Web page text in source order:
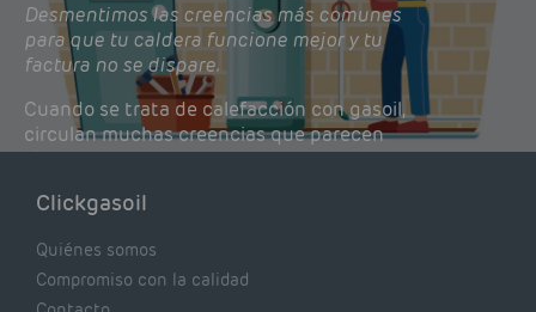
Desmentimos las creencias más comunes
para que tu caldera funcione mejor y tu
factura no se dispare.
Cuando se trata de calefacción con gasoil,
circulan muchas creencias que parecen
lógicas pero que, en realidad, pueden estar
de tu caldera. Pocas se contrastan con lo que
Clickgasoil
Quiénes somos
Compromiso con la calidad